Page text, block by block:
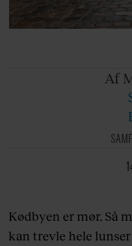
Af
Kødbyen er mør. Så
kan trevle hele